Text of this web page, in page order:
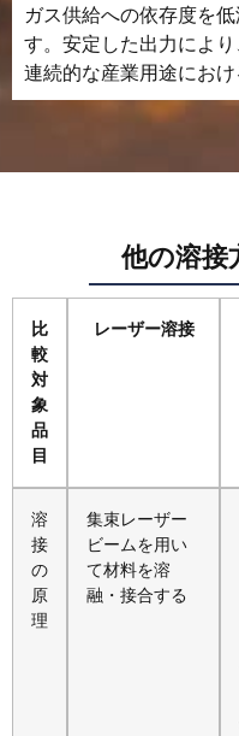
ガス供給への依存度を
す。安定した出力により
連続的な産業用途にお
他の溶接
比
較
対
象
品
目
レーザー溶接
溶
接
の
原
理
集束レーザー
ビームを用い
て材料を溶
融・接合する